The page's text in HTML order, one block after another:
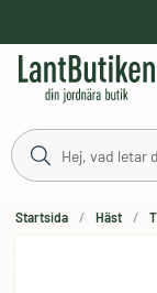
Startsida Häst